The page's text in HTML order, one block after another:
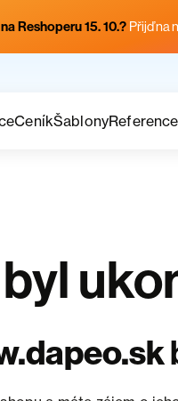
Reshoperu 15. 10.? Přijď na
CeníkŠablonyReference